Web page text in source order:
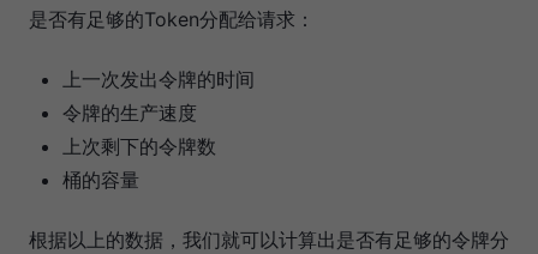
是否有足够的Token分配给请求：
上一次发出令牌的时间
令牌的生产速度
上次剩下的令牌数
桶的容量
根据以上的数据，我们就可以计算出是否有足够的令牌分